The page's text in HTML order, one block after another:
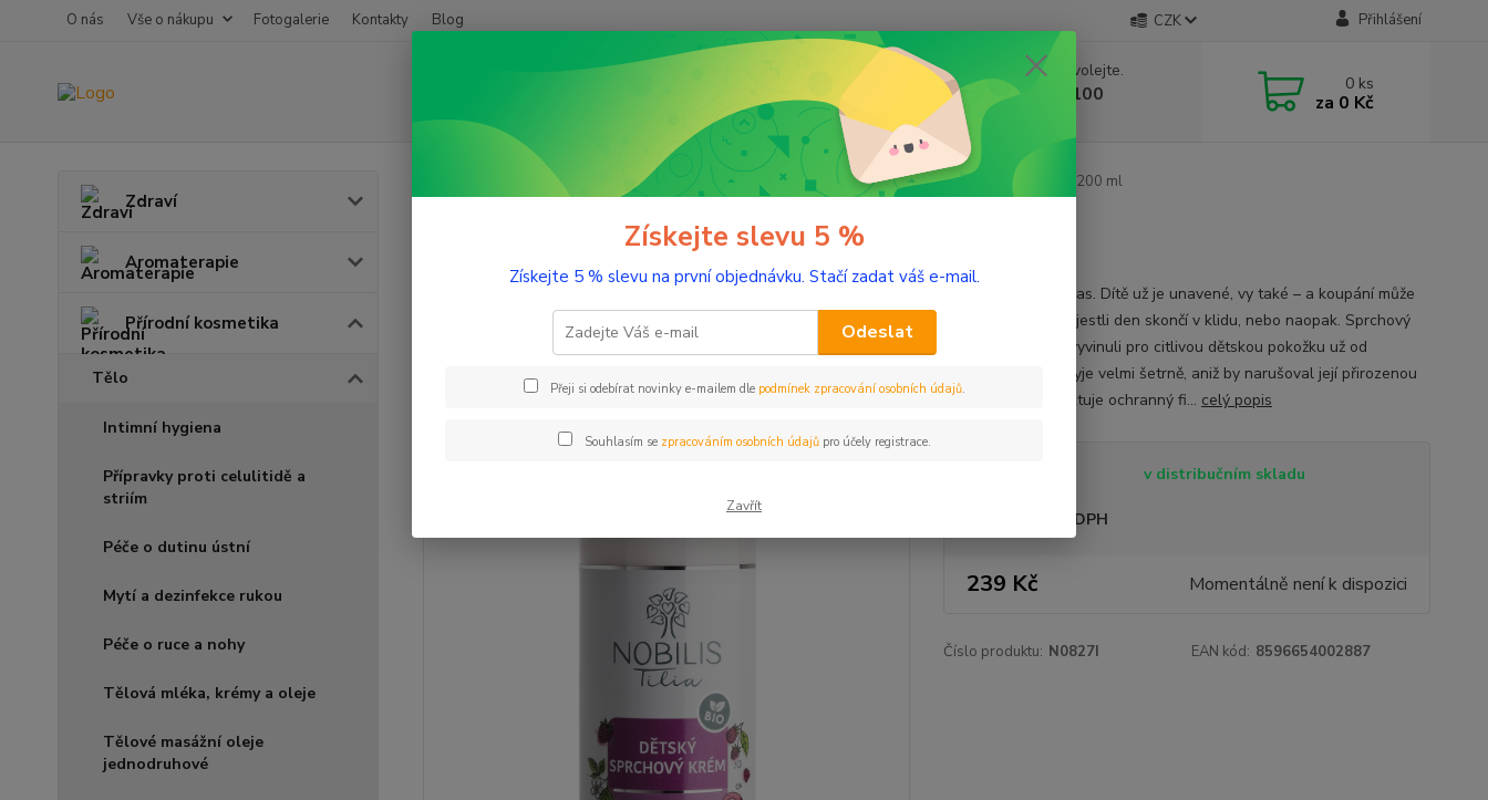
O nás Vše o nákupu Fotogalerie Kontakty Blog CZK Přihlášení
Nevíte si rady? Zavolejte.
+420 603 332 100
(Po-Pá, 10-17 hod.)
0 ks
za 0 Kč
Zdraví
Aromaterapie
Přírodní kosmetika
Tělo
Intimní hygiena
Přípravky proti celulitidě a
striím
Péče o dutinu ústní
Mytí a dezinfekce rukou
Péče o ruce a nohy
Tělová mléka, krémy a oleje
Tělové masážní oleje
jednodruhové
Přírodní kosmetika Tělo Sprchové gely a krémy Dětský sprchový krém Anička 200 ml
Dětský sprchový krém Anička 200 ml
Večer bývá citlivý čas. Dítě už je unavené, vy také – a koupání může
rozhodnout o tom, jestli den skončí v klidu, nebo naopak. Sprchový
krém Anička jsme vyvinuli pro citlivou dětskou pokožku už od
batolecího věku. Myje velmi šetrně, aniž by narušoval její přirozenou
rovnováhu. Respektuje ochranný fi... celý popis
v distribučním skladu
Nejsme plátci DPH
239 Kč Momentálně není k dispozici
Číslo produktu: N0827I EAN kód: 8596654002887
Získejte slevu 5 %
Získejte 5 % slevu na první objednávku. Stačí zadat váš e-mail.
Odeslat
Přeji si odebírat novinky e-mailem dle podmínek zpracování osobních údajů.
Souhlasím se zpracováním osobních údajůpro účely registrace.
Zavřít